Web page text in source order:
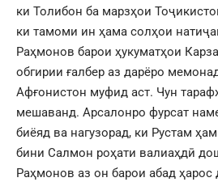
ки Толибон ба марзҳои
ки тамоми ин ҳама солҳои
Раҳмонов барои ҳукуматҳои
обгирии ғалбер аз дарёро
Афғонистон муфид аст. Чун
мешаванд. Арсалонро фурсат
биёяд ва нагузорад, ки Рустам
бини Салмон роҳати валиаҳдӣ
Раҳмонов аз он барои абад ҳарос